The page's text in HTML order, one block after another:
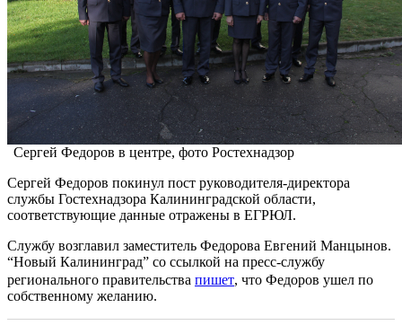
Сергей Федоров в центре, фото Ростехнадзор
Сергей Федоров покинул пост руководителя-директора
службы Гостехнадзора Калининградской области,
соответствующие данные отражены в ЕГРЮЛ.
Службу возглавил заместитель Федорова Евгений Манцынов.
“Новый Калининград” со ссылкой на пресс-службу
регионального правительства пишет, что Федоров ушел по
собственному желанию.